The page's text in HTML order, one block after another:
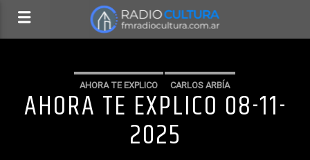
AHORA TE EXPLICO CARLOS ARBÍA
AHORA TE EXPLICO 08-11-
2025